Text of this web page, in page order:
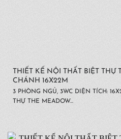
THIẾT KẾ NỘI THẤT BIỆT THỰ
CHÁNH 16X22M
3 PHÒNG NGỦ, 3WC DIỆN TÍCH:
THỰ THE MEADOW...